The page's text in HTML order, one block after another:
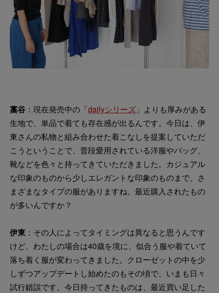
藁谷 ：現在発売中の「dailyシリーズ 」よりも厚みがある
生地で、単品で着ても存在感が出るんです。今日は、伊
東さんの私物と組み合わせた着こなしを提案していただ
こうということで、普段愛用されている洋服やバッグ、
靴などを色々と持ってきていただきました。カジュアル
な印象のものから少しエレガントな印象のものまで、さ
まざまなタイプの服がありますね。最近購入されたもの
が多いんですか？
伊東 ：その人によってタイミングは異なると思うんです
けど、わたしの場合は40歳を境に、似合う服や着ていて
落ち着く服が変わってきました。クローゼットの中を少
しずつアップデートし始めたのもその頃で、いまも日々
試行錯誤です。今日持ってきたものは、最近買い足した